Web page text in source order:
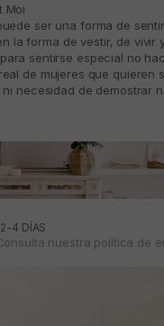
Moi
ser una forma de
la forma de vestir, de vivir
sentirse especial no
de mujeres que quieren
necesidad de demostrar
4 DÍAS
nuestra política de